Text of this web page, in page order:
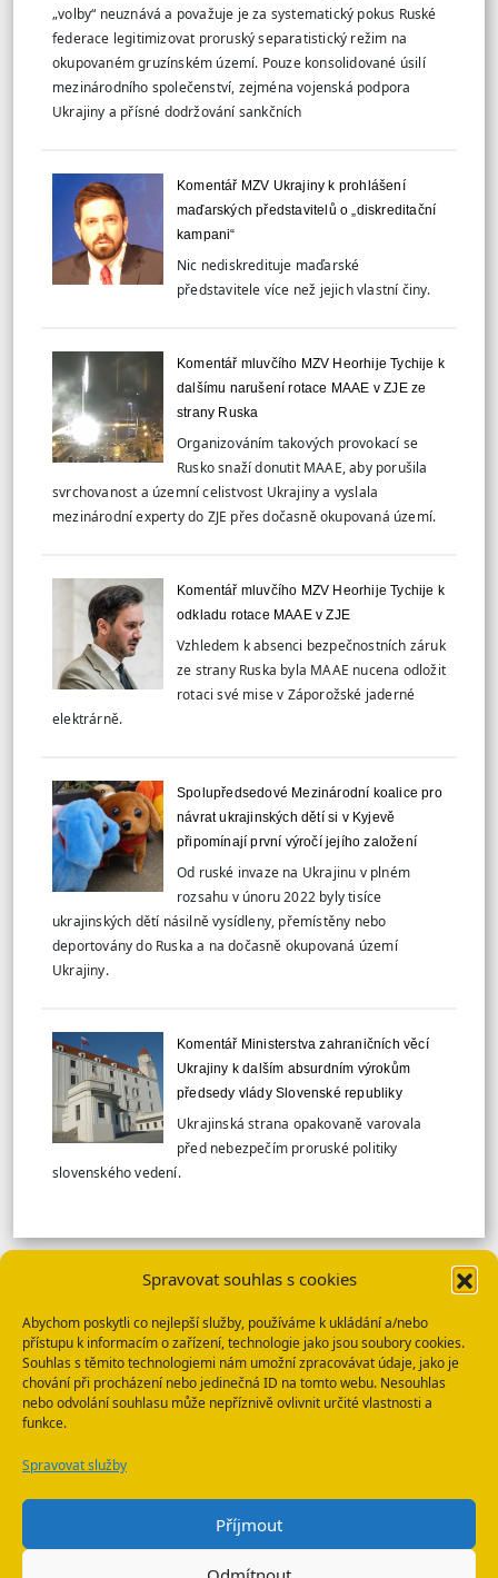
Spravovat souhlas s cookies
Abychom poskytli co nejlepší služby, používáme k ukládání a/nebo
přístupu k informacím o zařízení, technologie jako jsou soubory cookies.
Souhlas s těmito technologiemi nám umožní zpracovávat údaje, jako je
chování při procházení nebo jedinečná ID na tomto webu. Nesouhlas
nebo odvolání souhlasu může nepříznivě ovlivnit určité vlastnosti a
funkce.
Spravovat služby
Příjmout
„volby“ neuznává a považuje je za systematický pokus Ruské
federace legitimizovat proruský separatistický režim na
okupovaném gruzínském území. Pouze konsolidované úsilí
mezinárodního společenství, zejména vojenská podpora
Ukrajiny a přísné dodržování sankčních
Komentář MZV Ukrajiny k prohlášení
maďarských představitelů o „diskreditační
kampani“
Nic nediskredituje maďarské
představitele více než jejich vlastní činy.
Komentář mluvčího MZV Heorhije Tychije k
dalšímu narušení rotace MAAE v ZJE ze
strany Ruska
Organizováním takových provokací se
Rusko snaží donutit MAAE, aby porušila
svrchovanost a územní celistvost Ukrajiny a vyslala
mezinárodní experty do ZJE přes dočasně okupovaná území.
Komentář mluvčího MZV Heorhije Tychije k
odkladu rotace MAAE v ZJE
Vzhledem k absenci bezpečnostních záruk
ze strany Ruska byla MAAE nucena odložit
rotaci své mise v Záporožské jaderné
elektrárně.
Spolupředsedové Mezinárodní koalice pro
návrat ukrajinských dětí si v Kyjevě
připomínají první výročí jejího založení
Od ruské invaze na Ukrajinu v plném
rozsahu v únoru 2022 byly tisíce
ukrajinských dětí násilně vysídleny, přemístěny nebo
deportovány do Ruska a na dočasně okupovaná území
Ukrajiny.
Komentář Ministerstva zahraničních věcí
Ukrajiny k dalším absurdním výrokům
předsedy vlády Slovenské republiky
Ukrajinská strana opakovaně varovala
před nebezpečím proruské politiky
slovenského vedení.
VÍCE TISKOVÝCH ZPRÁV
SBU: HLEDANÉ OSOBY
WhatsApp
E-mail